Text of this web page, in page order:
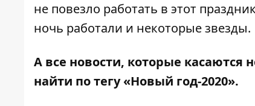
не повезло работать в этот
ночь работали и некоторые звезды.
А все новости, которые
найти по тегу«Новый год-2020».